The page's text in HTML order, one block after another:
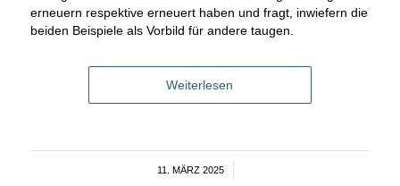
erneuern respektive erneuert haben und fragt, inwiefern die
beiden Beispiele als Vorbild für andere taugen.
Weiterlesen
11. MÄRZ 2025
/